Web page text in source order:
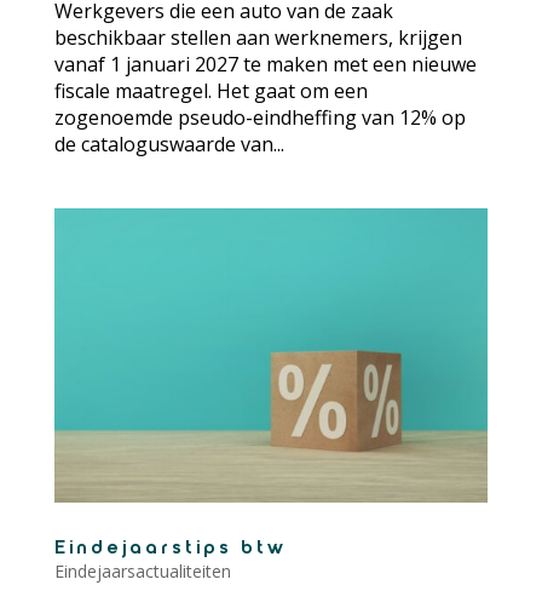
Werkgevers die een auto van de zaak
beschikbaar stellen aan werknemers, krijgen
vanaf 1 januari 2027 te maken met een nieuwe
fiscale maatregel. Het gaat om een
zogenoemde pseudo-eindheffing van 12% op
de cataloguswaarde van...
Eindejaarstips btw
Eindejaarsactualiteiten